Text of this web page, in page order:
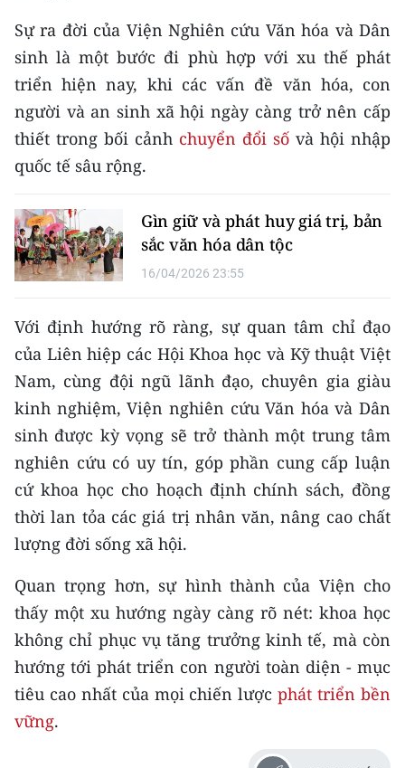
Sự ra đời của Viện Nghiên cứu Văn hóa và Dân
sinh là một bước đi phù hợp với xu thế phát
triển hiện nay, khi các vấn đề văn hóa, con
người và an sinh xã hội ngày càng trở nên cấp
thiết trong bối cảnh chuyển đổi số và hội nhập
quốc tế sâu rộng.
Gìn giữ và phát huy giá trị, bản
sắc văn hóa dân tộc
16/04/2026 23:55
Với định hướng rõ ràng, sự quan tâm chỉ đạo
của Liên hiệp các Hội Khoa học và Kỹ thuật Việt
Nam, cùng đội ngũ lãnh đạo, chuyên gia giàu
kinh nghiệm, Viện nghiên cứu Văn hóa và Dân
sinh được kỳ vọng sẽ trở thành một trung tâm
nghiên cứu có uy tín, góp phần cung cấp luận
cứ khoa học cho hoạch định chính sách, đồng
thời lan tỏa các giá trị nhân văn, nâng cao chất
lượng đời sống xã hội.
Quan trọng hơn, sự hình thành của Viện cho
thấy một xu hướng ngày càng rõ nét: khoa học
không chỉ phục vụ tăng trưởng kinh tế, mà còn
hướng tới phát triển con người toàn diện - mục
tiêu cao nhất của mọi chiến lượcphát triển bền
vững.